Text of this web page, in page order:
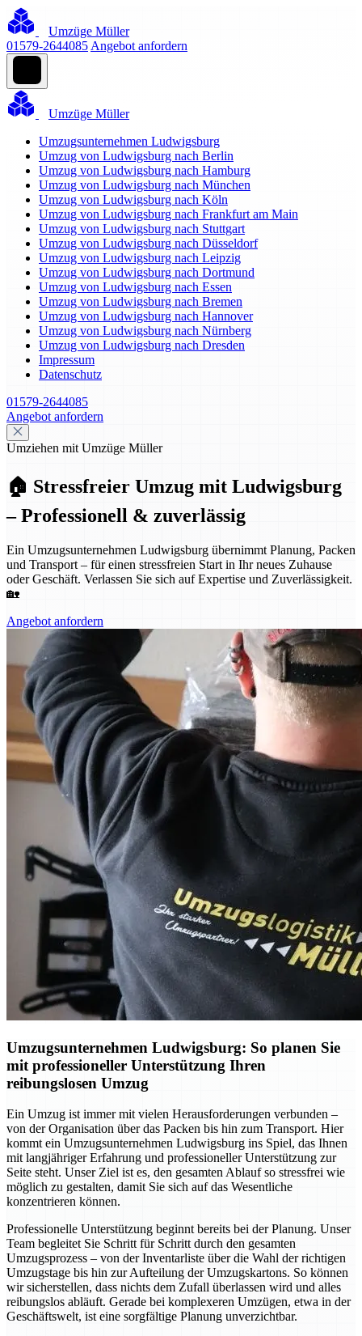
Umzüge Müller
01579-2644085 Angebot anfordern
Umzüge Müller
Umzugsunternehmen Ludwigsburg
Umzug von Ludwigsburg nach Berlin
Umzug von Ludwigsburg nach Hamburg
Umzug von Ludwigsburg nach München
Umzug von Ludwigsburg nach Köln
Umzug von Ludwigsburg nach Frankfurt am Main
Umzug von Ludwigsburg nach Stuttgart
Umzug von Ludwigsburg nach Düsseldorf
Umzug von Ludwigsburg nach Leipzig
Umzug von Ludwigsburg nach Dortmund
Umzug von Ludwigsburg nach Essen
Umzug von Ludwigsburg nach Bremen
Umzug von Ludwigsburg nach Hannover
Umzug von Ludwigsburg nach Nürnberg
Umzug von Ludwigsburg nach Dresden
Impressum
Datenschutz
01579-2644085
Angebot anfordern
Umziehen mit Umzüge Müller
🏠 Stressfreier Umzug mit Ludwigsburg
– Professionell & zuverlässig
Ein Umzugsunternehmen Ludwigsburg übernimmt Planung, Packen
und Transport – für einen stressfreien Start in Ihr neues Zuhause
oder Geschäft. Verlassen Sie sich auf Expertise und Zuverlässigkeit.
🏡
Angebot anfordern
Umzugsunternehmen Ludwigsburg: So planen Sie
mit professioneller Unterstützung Ihren
reibungslosen Umzug
Ein Umzug ist immer mit vielen Herausforderungen verbunden –
von der Organisation über das Packen bis hin zum Transport. Hier
kommt ein Umzugsunternehmen Ludwigsburg ins Spiel, das Ihnen
mit langjähriger Erfahrung und professioneller Unterstützung zur
Seite steht. Unser Ziel ist es, den gesamten Ablauf so stressfrei wie
möglich zu gestalten, damit Sie sich auf das Wesentliche
konzentrieren können.
Professionelle Unterstützung beginnt bereits bei der Planung. Unser
Team begleitet Sie Schritt für Schritt durch den gesamten
Umzugsprozess – von der Inventarliste über die Wahl der richtigen
Umzugstage bis hin zur Aufteilung der Umzugskartons. So können
wir sicherstellen, dass nichts dem Zufall überlassen wird und alles
reibungslos abläuft. Gerade bei komplexeren Umzügen, etwa in der
Geschäftswelt, ist eine sorgfältige Planung unverzichtbar.